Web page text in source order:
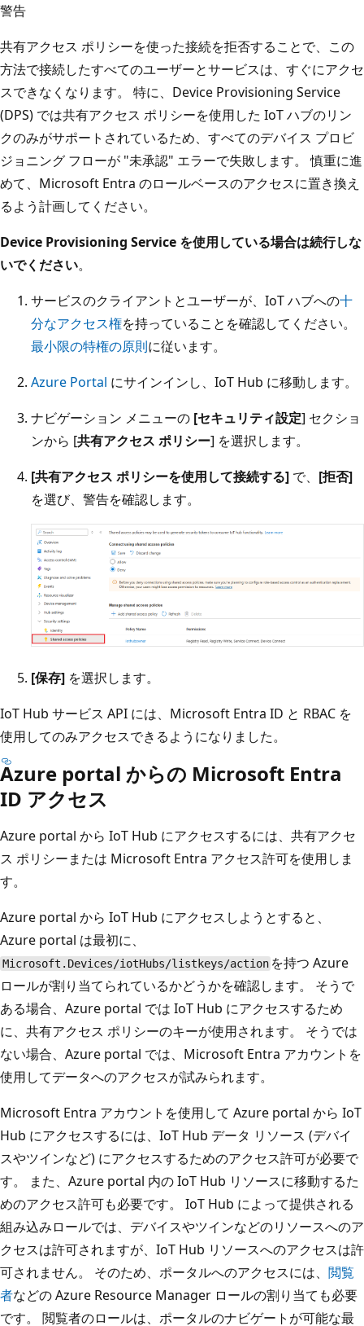
警告
共有アクセス ポリシーを使った接続を拒否することで、この
方法で接続したすべてのユーザーとサービスは、すぐにアクセ
スできなくなります。 特に、Device Provisioning Service
(DPS) では共有アクセス ポリシーを使用した IoT ハブのリン
クのみがサポートされているため、すべてのデバイス プロビ
ジョニング フローが "未承認" エラーで失敗します。 慎重に進
めて、Microsoft Entra のロールベースのアクセスに置き換え
るよう計画してください。
Device Provisioning Service を使用している場合は続行しな
いでください。
サービスのクライアントとユーザーが、IoT ハブへの十
分なアクセス権を持っていることを確認してください。
最小限の特権の原則に従います。
Azure Portal にサインインし、IoT Hub に移動します。
ナビゲーション メニューの [セキュリティ設定] セクショ
ンから [共有アクセス ポリシー] を選択します。
[共有アクセス ポリシーを使用して接続する] で、 [拒否]
を選び、警告を確認します。
[保存] を選択します。
IoT Hub サービス API には、Microsoft Entra ID と RBAC を
使用してのみアクセスできるようになりました。
Azure portal からの Microsoft Entra
ID アクセス
Azure portal から IoT Hub にアクセスするには、共有アクセ
ス ポリシーまたは Microsoft Entra アクセス許可を使用しま
す。
Azure portal から IoT Hub にアクセスしようとすると、
Azure portal は最初に、
Microsoft.Devices/iotHubs/listkeys/action を持つ Azure
ロールが割り当てられているかどうかを確認します。 そうで
ある場合、Azure portal では IoT Hub にアクセスするため
に、共有アクセス ポリシーのキーが使用されます。 そうでは
ない場合、Azure portal では、Microsoft Entra アカウントを
使用してデータへのアクセスが試みられます。
Microsoft Entra アカウントを使用して Azure portal から IoT
Hub にアクセスするには、IoT Hub データ リソース (デバイ
スやツインなど) にアクセスするためのアクセス許可が必要で
す。 また、Azure portal 内の IoT Hub リソースに移動するた
めのアクセス許可も必要です。 IoT Hub によって提供される
組み込みロールでは、デバイスやツインなどのリソースへのア
クセスは許可されますが、IoT Hub リソースへのアクセスは許
可されません。 そのため、ポータルへのアクセスには、 閲覧
者などの Azure Resource Manager ロールの割り当ても必要
です。 閲覧者のロールは、ポータルのナビゲートが可能な最